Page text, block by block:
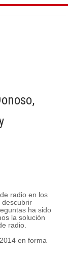
radio en los
descubrir
ha sido
la solución
radio.
en forma